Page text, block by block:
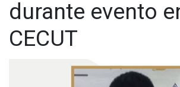
parece favorecer al agresor”.
Por su parte, Shamanta Yunuel Sesma
revictimizada por funcionarios judiciales,
actuario Oscar Ledezma, quien mostró
durante evento
CECUT